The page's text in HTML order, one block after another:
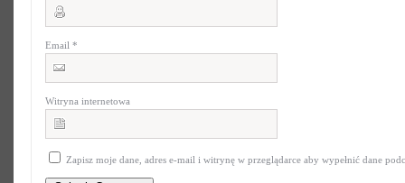
Email *
Witryna internetowa
Zapisz moje dane, adres e-mail i witrynę w przeglądarce aby wypełnić dane